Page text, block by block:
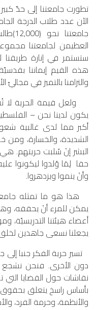
تطورت جامعتنا إلى حدّ
الآن عدد طلاب الدرجة
العظيمن لجامعتنا
ستستمر في إنارة
هذه القيم إيماننا بقدسيّة
والتزامنا بالتميز في مجاليّ
ولعل قيمة الحرية لا
يكون لدينا نحن –
أكبر مما لدى غالبية
الشديدة، والخسارة، ومن
البشر إنْ سُلبت حريتهم. هي
حقا لِمَا وُلدوا ليكونوا
وأنْ ينموا ويزدهروا.
هذا هو ما تمثله
يمكن للمرء أنْ يحققه،
أعضاء هيئتنا التدريسيّة،
يجعلنا نسعى جاهدين لخلق
تسير حرية الفكر جنبا إلى
دون الأخرى. فنحن نشجع
نقاشات حول القضايا التي
بأساس راسخ يتعلق بحقوق
والأنظمة، وحرمة الفرد،